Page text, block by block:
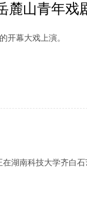
麓山青年戏
开幕大戏上演。
湖南科技大学齐白石